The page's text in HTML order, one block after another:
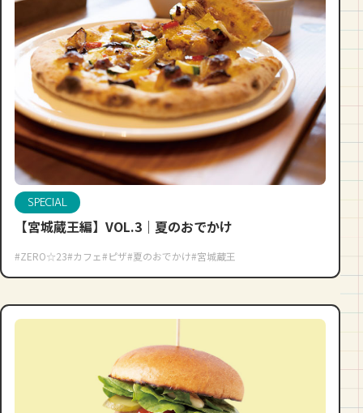
SPECIAL
【宮城蔵王編】VOL.3｜夏のおでかけ
#ZERO☆23#カフェ#ピザ#夏のおでかけ#宮城蔵王